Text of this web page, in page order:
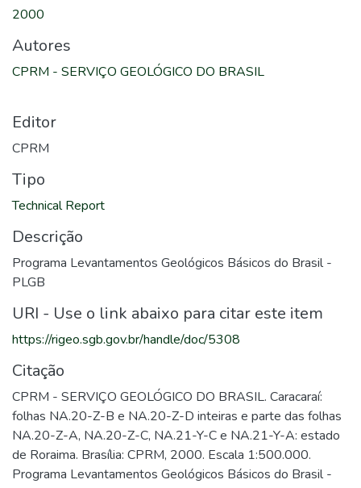
2000
Autores
CPRM - SERVIÇO GEOLÓGICO DO BRASIL
Editor
CPRM
Tipo
Technical Report
Descrição
Programa Levantamentos Geológicos Básicos do Brasil -
PLGB
URI - Use o link abaixo para citar este item
https://rigeo.sgb.gov.br/handle/doc/5308
Citação
CPRM - SERVIÇO GEOLÓGICO DO BRASIL. Caracaraí:
folhas NA.20-Z-B e NA.20-Z-D inteiras e parte das folhas
NA.20-Z-A, NA.20-Z-C, NA.21-Y-C e NA.21-Y-A: estado
de Roraima. Brasília: CPRM, 2000. Escala 1:500.000.
Programa Levantamentos Geológicos Básicos do Brasil -